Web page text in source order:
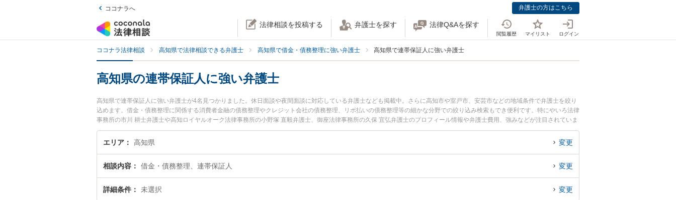
ココナラへ 弁護士の方はこちら
法律相談を投稿する 弁護士を探す 法律Q&Aを探す
閲覧履歴 マイリスト ログイン
ココナラ法律相談 高知県で法律相談できる弁護士 高知県で借金・債務整理に強い弁護士 高知県で連帯保証人に強い弁護士
高知県の連帯保証人に強い弁護士
高知県で連帯保証人に強い弁護士が4名見つかりました。休日面談や夜間面談に対応している弁護士なども掲載中。さらに高知市や室戸市、安芸市などの地域条件で弁護士を絞り
込めます。借金・債務整理に関係する消費者金融の債務整理やクレジット会社の債務整理、リボ払いの債務整理等の細かな分野での絞り込み検索もでき便利です。特にやいろ法律
事務所の市川 耕士弁護士や高知ロイヤルオーク法律事務所の小野塚 直毅弁護士、御座法律事務所の久保 宜弘弁護士のプロフィール情報や弁護士費用、強みなどが注目されていま
す。『高知県で土日や夜間に発生した連帯保証人のトラブルを今すぐに弁護士に相談したい』『連帯保証人のトラブル解決の実績豊富な近くの弁護士を検索したい』『初回相談無
料で連帯保証人を法律相談できる高知県内の弁護士に相談予約したい』などでお困りの相談者さんにおすすめです。
エリア 高知県 変更
相談内容 借金・債務整理、連帯保証人 変更
詳細条件 未選択 変更